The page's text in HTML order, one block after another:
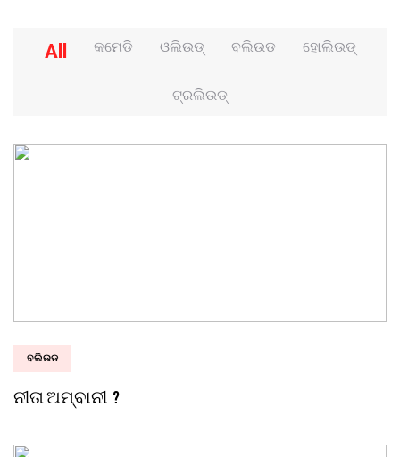
All କମେଡି ଓଲିଉଡ୍ ବଲିଉଡ ହୋଲିଉଡ୍
ଟ୍ରଲିଉଡ୍
ବଲିଉଡ
ନୀତା ଅମ୍ବାନୀ ?